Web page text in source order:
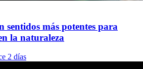
sentidos más potentes para
la naturaleza
2 días